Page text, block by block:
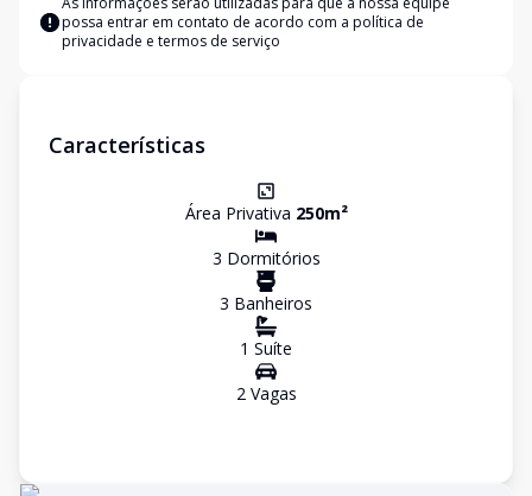
possa entrar em contato de acordo com a política de
privacidade e termos de serviço
Características
Área Privativa 250m²
3 Dormitórios
3 Banheiros
1 Suíte
2Vagas